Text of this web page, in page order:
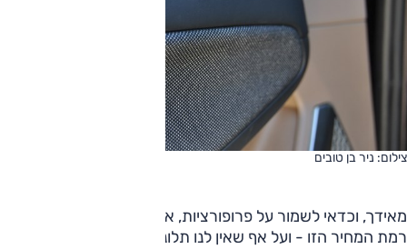
צילום: ניר בן טובים
מאידך, וכדאי לשמור על פרופורציות, אלה אינם מתכתבים עם
רמת המחיר הזו - ועל אף שאין לנו תלונות על הרכבה, מרווחים